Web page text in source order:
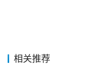
相关推荐